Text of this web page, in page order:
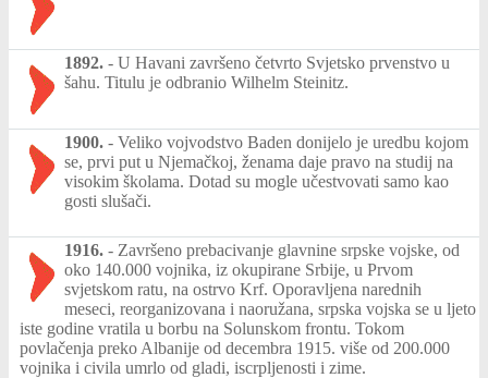
1892. - U Havani završeno četvrto Svjetsko prvenstvo u
šahu. Titulu je odbranio Wilhelm Steinitz.
1900. - Veliko vojvodstvo Baden donijelo je uredbu kojom
se, prvi put u Njemačkoj, ženama daje pravo na studij na
visokim školama. Dotad su mogle učestvovati samo kao
gosti slušači.
1916. - Završeno prebacivanje glavnine srpske vojske, od
oko 140.000 vojnika, iz okupirane Srbije, u Prvom
svjetskom ratu, na ostrvo Krf. Oporavljena narednih
meseci, reorganizovana i naoružana, srpska vojska se u ljeto
iste godine vratila u borbu na Solunskom frontu. Tokom
povlačenja preko Albanije od decembra 1915. više od 200.000
vojnika i civila umrlo od gladi, iscrpljenosti i zime.